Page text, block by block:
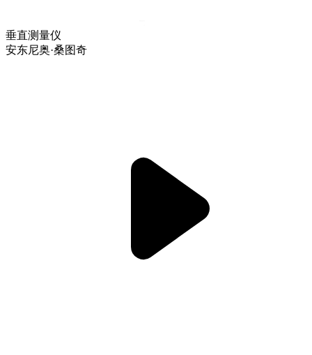
垂直测量仪
安东尼奥·桑图奇